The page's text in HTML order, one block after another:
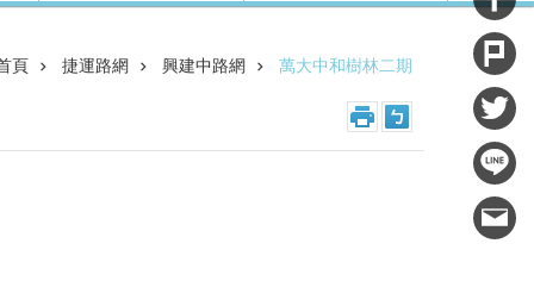
頁 捷運路網 興建中路網 萬大中和樹林二期